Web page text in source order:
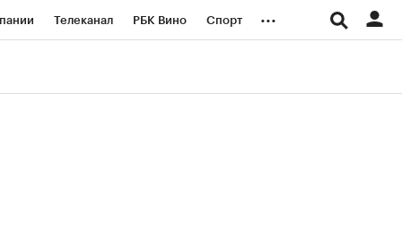
Телеканал РБК Вино Спорт ...